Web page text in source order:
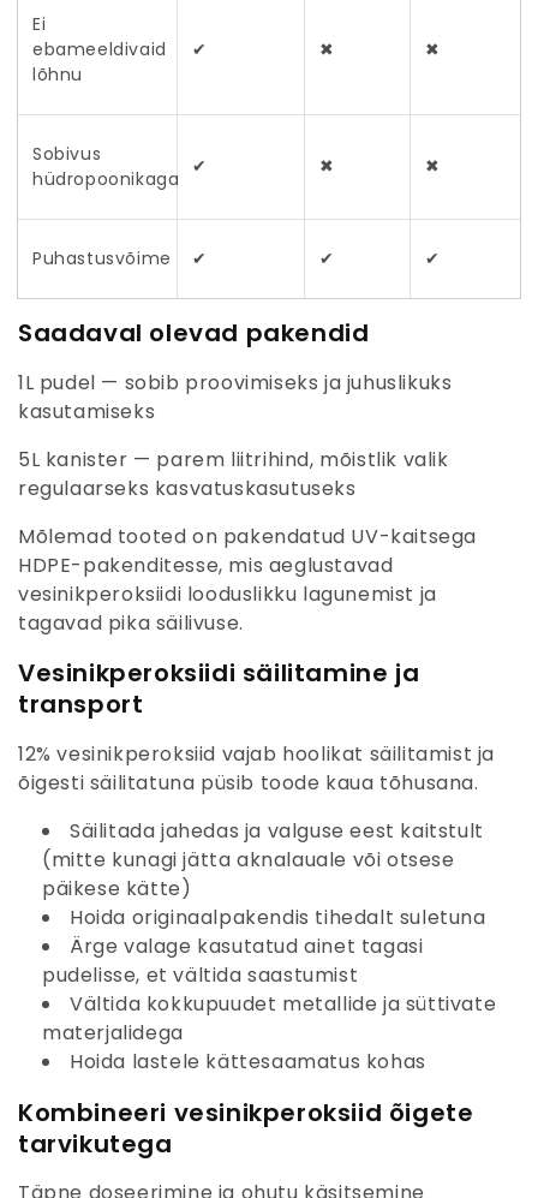
Ei
ebameeldivaid
lõhnu
✔ ✖ ✖
Sobivus
hüdropoonikaga
✔ ✖ ✖
Puhastusvõime ✔ ✔ ✔
Saadaval olevad pakendid
1L pudel — sobib proovimiseks ja juhuslikuks
kasutamiseks
5L kanister — parem liitrihind, mõistlik valik
regulaarseks kasvatuskasutuseks
Mõlemad tooted on pakendatud UV-kaitsega
HDPE-pakenditesse, mis aeglustavad
vesinikperoksiidi looduslikku lagunemist ja
tagavad pika säilivuse.
Vesinikperoksiidi säilitamine ja
transport
12% vesinikperoksiid vajab hoolikat säilitamist ja
õigesti säilitatuna püsib toode kaua tõhusana.
Säilitada jahedas ja valguse eest kaitstult
(mitte kunagi jätta aknalauale või otsese
päikese kätte)
Hoida originaalpakendis tihedalt suletuna
Ärge valage kasutatud ainet tagasi
pudelisse, et vältida saastumist
Vältida kokkupuudet metallide ja süttivate
materjalidega
Hoida lastele kättesaamatus kohas
Kombineeri vesinikperoksiid õigete
tarvikutega